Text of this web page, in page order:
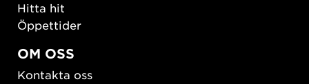
Hitta hit
Öppettider
OM OSS
Kontakta oss